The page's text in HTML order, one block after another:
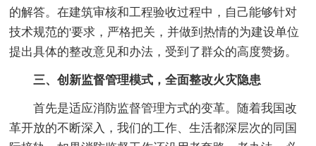
的解答。在建筑审核和工程验收过程中，自己能够针对
技术规范的'要求，严格把关，并做到热情的为建设单位
提出具体的整改意见和办法，受到了群众的高度赞扬。
三、创新监督管理模式，全面整改火灾隐患
首先是适应消防监督管理方式的变革。随着我国改
革开放的不断深入，我们的工作、生活都深层次的同国